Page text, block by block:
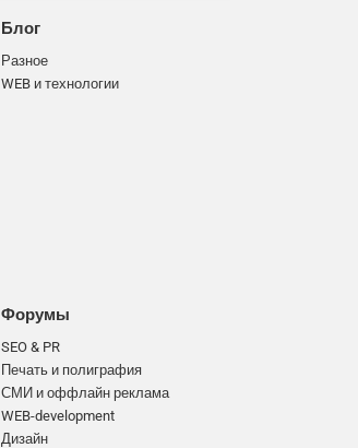
Блог
Разное
WEB и технологии
Форумы
SEO & PR
Печать и полиграфия
СМИ и оффлайн реклама
WEB-development
Дизайн